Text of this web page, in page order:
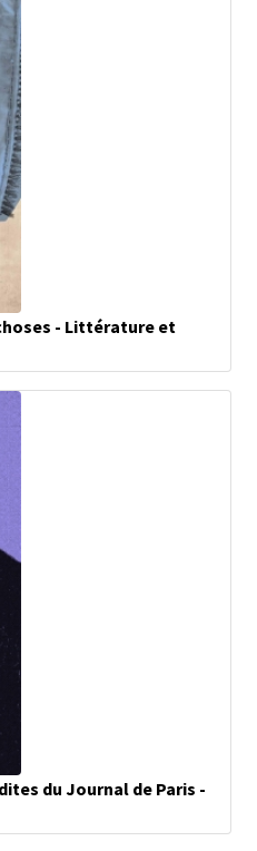
- Littérature et
du Journal de Paris -